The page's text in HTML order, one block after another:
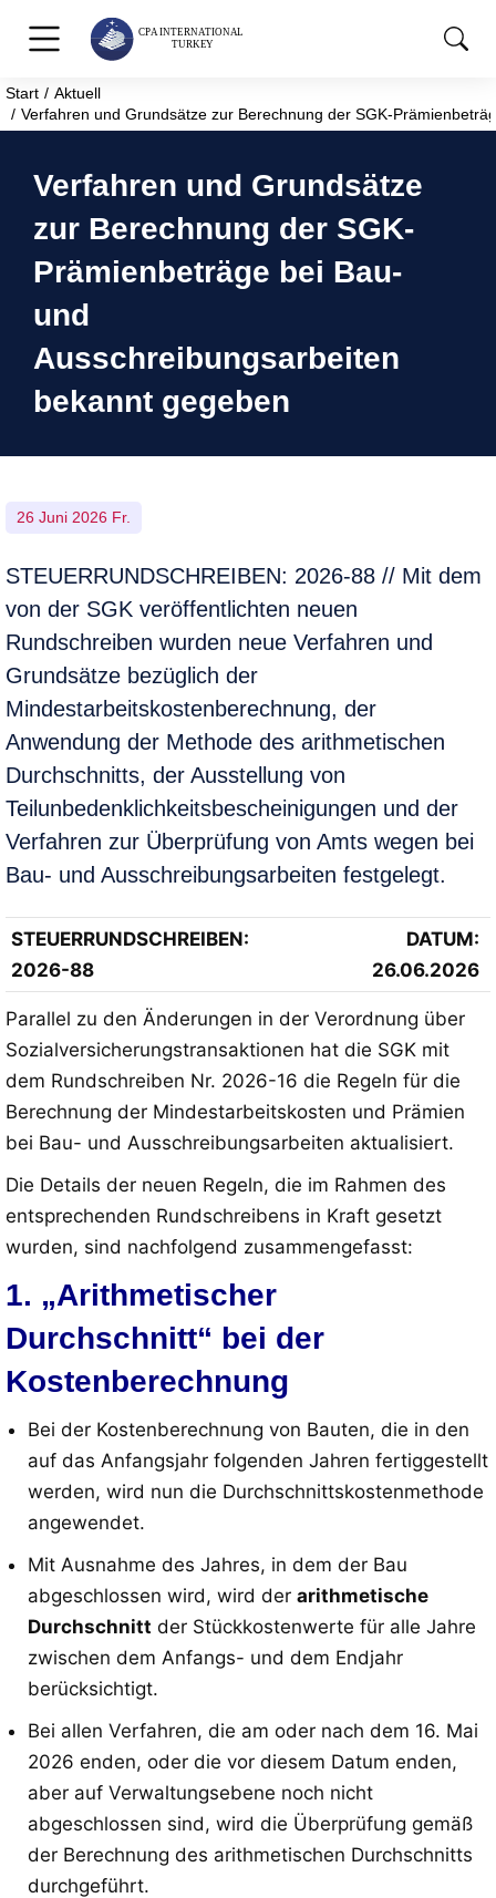
Sie befinden sich hier:
Start
Aktuell
Verfahren und Grundsätze zur Berechnung der SGK-
Verfahren und Grundsätze
zur Berechnung der SGK-
Prämienbeträge bei Bau-
und
Ausschreibungsarbeiten
bekannt gegeben
26 Juni 2026 Fr.
STEUERRUNDSCHREIBEN: 2026-88 // Mit dem
von der SGK veröffentlichten neuen
Rundschreiben wurden neue Verfahren und
Grundsätze bezüglich der
Mindestarbeitskostenberechnung, der
Anwendung der Methode des arithmetischen
Durchschnitts, der Ausstellung von
Teilunbedenklichkeitsbescheinigungen und der
Verfahren zur Überprüfung von Amts wegen bei
Bau- und Ausschreibungsarbeiten festgelegt.
STEUERRUNDSCHREIBEN:
2026-88
DATUM:
26.06.2026
Parallel zu den Änderungen in der Verordnung über
Sozialversicherungstransaktionen hat die SGK mit
dem Rundschreiben Nr. 2026-16 die Regeln für die
Berechnung der Mindestarbeitskosten und Prämien
bei Bau- und Ausschreibungsarbeiten aktualisiert.
Die Details der neuen Regeln, die im Rahmen des
entsprechenden Rundschreibens in Kraft gesetzt
wurden, sind nachfolgend zusammengefasst:
1. „Arithmetischer
Durchschnitt“ bei der
Kostenberechnung
Bei der Kostenberechnung von Bauten, die in den
auf das Anfangsjahr folgenden Jahren fertiggestellt
werden, wird nun die Durchschnittskostenmethode
angewendet.
Mit Ausnahme des Jahres, in dem der Bau
abgeschlossen wird, wird der arithmetische
Durchschnitt der Stückkostenwerte für alle Jahre
zwischen dem Anfangs- und dem Endjahr
berücksichtigt.
Bei allen Verfahren, die am oder nach dem 16. Mai
2026 enden, oder die vor diesem Datum enden,
aber auf Verwaltungsebene noch nicht
abgeschlossen sind, wird die Überprüfung gemäß
der Berechnung des arithmetischen Durchschnitts
durchgeführt.